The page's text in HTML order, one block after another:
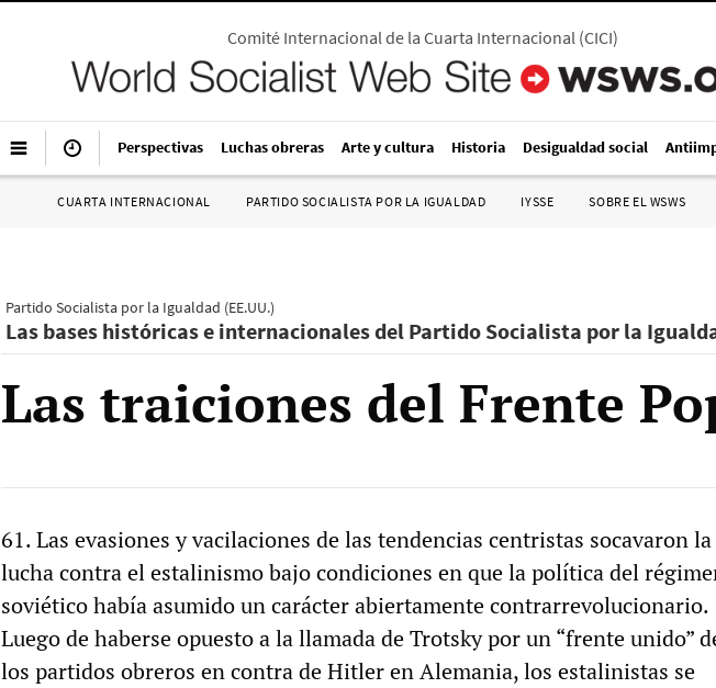
Comité Internacional de la Cuarta Internacional (CICI)
Perspectivas Luchas obreras Arte y cultura Historia Desigualdad social
CUARTA INTERNACIONAL PARTIDO SOCIALISTA POR LA IGUALDAD IYSSE SOBRE EL WSWS
Partido Socialista por la Igualdad (EE.UU.)
Las bases históricas e internacionales del Partido Socialista por la
Las traiciones del Frente
61. Las evasiones y vacilaciones de las tendencias centristas socavaron la
lucha contra el estalinismo bajo condiciones en que la política del
soviético había asumido un carácter abiertamente contrarrevolucionario.
Luego de haberse opuesto a la llamada de Trotsky por un “frente unido”
los partidos obreros en contra de Hitler en Alemania, los estalinistas se